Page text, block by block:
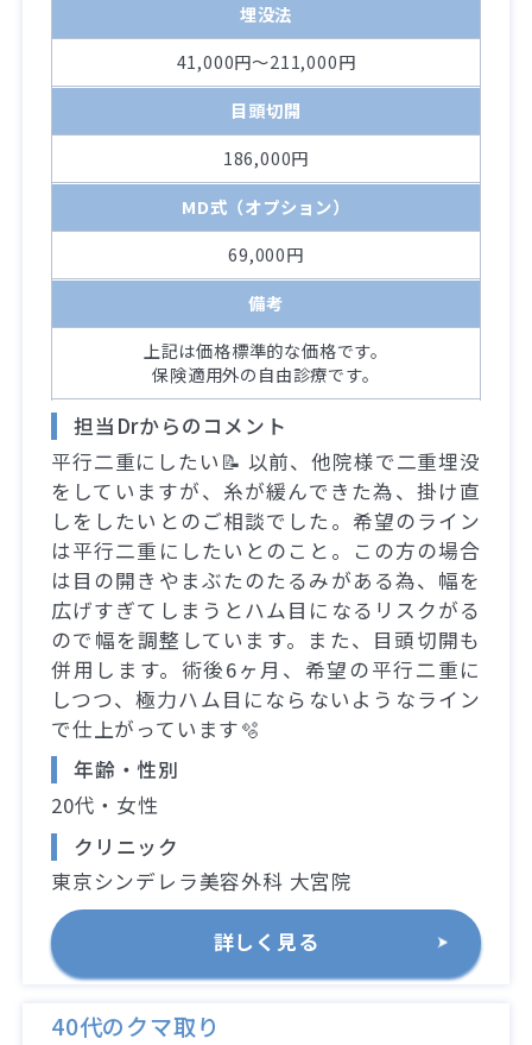
埋没法
41,000円～211,000円
目頭切開
186,000円
MD式（オプション）
69,000円
備考
上記は価格標準的な価格です。
保険適用外の自由診療です。
担当Drからのコメント
平行二重にしたい📝 以前、他院様で二重埋没
をしていますが、糸が緩んできた為、掛け直
しをしたいとのご相談でした。希望のライン
は平行二重にしたいとのこと。この方の場合
は目の開きやまぶたのたるみがある為、幅を
広げすぎてしまうとハム目になるリスクがる
ので幅を調整しています。また、目頭切開も
併用します。術後6ヶ月、希望の平行二重に
しつつ、極力ハム目にならないようなライン
で仕上がっています🫧
年齢・性別
20代・女性
クリニック
東京シンデレラ美容外科 大宮院
詳しく見る
40代のクマ取り